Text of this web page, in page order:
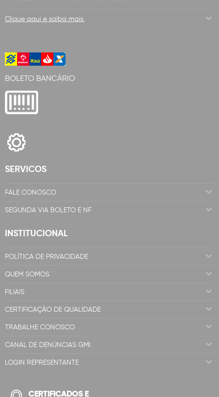
Clique aqui e saiba mais.
BOLETO BANCÁRIO
SERVICOS
FALE CONOSCO
SEGUNDA VIA BOLETO E NF
INSTITUCIONAL
POLÍTICA DE PRIVACIDADE
QUEM SOMOS
FILIAIS
CERTIFICAÇÃO DE QUALIDADE
TRABALHE CONOSCO
CANAL DE DENÚNCIAS GMI
LOGIN REPRESENTANTE
CERTIFICADOS E